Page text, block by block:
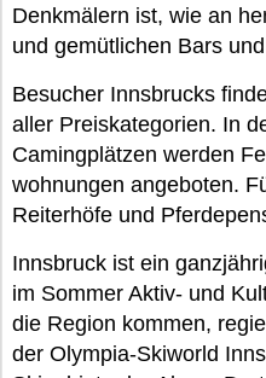
Denkmälern ist, wie an
und gemütlichen Bars
Besucher Innsbrucks
aller Preiskategorien. In
Camingplätzen werden
wohnungen angeboten.
Reiterhöfe und
Innsbruck ist ein
im Sommer Aktiv- und
die Region kommen,
der Olympia-Skiworld